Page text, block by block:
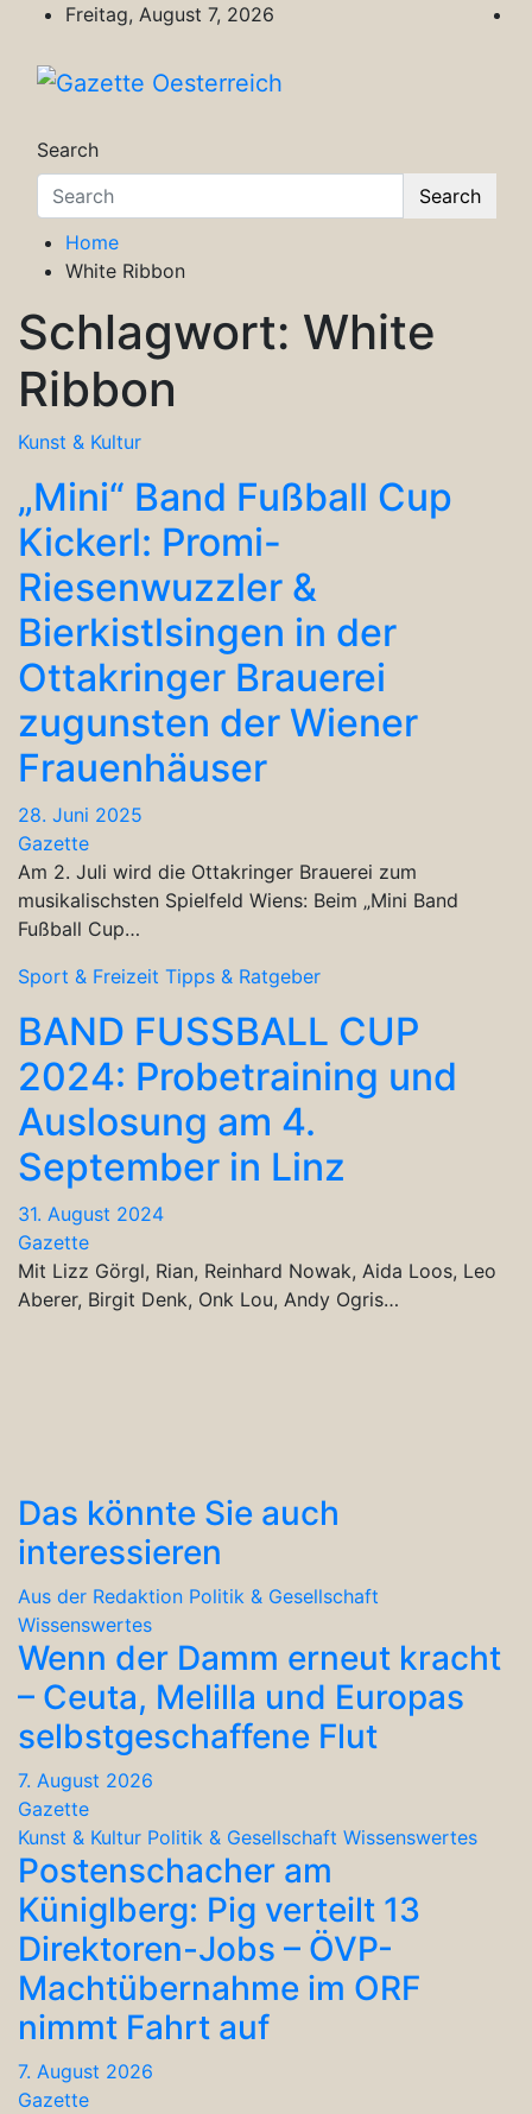
content
Freitag, August 7, 2026
Search
Search
Home
White Ribbon
Schlagwort: White
Ribbon
Kunst & Kultur
„Mini“ Band Fußball Cup
Kickerl: Promi-
Riesenwuzzler &
Bierkistlsingen in der
Ottakringer Brauerei
zugunsten der Wiener
Frauenhäuser
28. Juni 2025
Gazette
Am 2. Juli wird die Ottakringer Brauerei zum
musikalischsten Spielfeld Wiens: Beim „Mini Band
Fußball Cup…
Sport & Freizeit Tipps & Ratgeber
BAND FUSSBALL CUP
2024: Probetraining und
Auslosung am 4.
September in Linz
31. August 2024
Gazette
Mit Lizz Görgl, Rian, Reinhard Nowak, Aida Loos, Leo
Aberer, Birgit Denk, Onk Lou, Andy Ogris…
Das könnte Sie auch
interessieren
Aus der Redaktion Politik & Gesellschaft
Wissenswertes
Wenn der Damm erneut kracht
– Ceuta, Melilla und Europas
selbstgeschaffene Flut
7. August 2026
Gazette
Kunst & Kultur Politik & Gesellschaft Wissenswertes
Postenschacher am
Küniglberg: Pig verteilt 13
Direktoren-Jobs – ÖVP-
Machtübernahme im ORF
nimmt Fahrt auf
7. August 2026
Gazette